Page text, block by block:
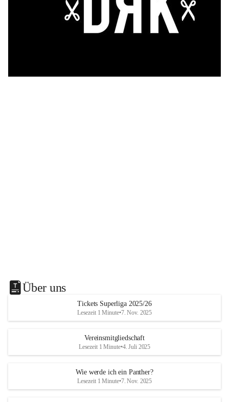
Über uns
Tickets Superliga 2025/26
Lesezeit 1 Minute•7. Nov. 2025
Vereinsmitgliedschaft
Lesezeit 1 Minute•4. Juli 2025
Wie werde ich ein Panther?
Lesezeit 1 Minute•7. Nov. 2025